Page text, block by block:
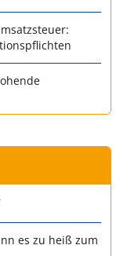
es zu heiß zum